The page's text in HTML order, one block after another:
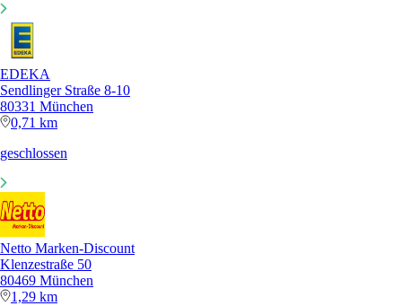
EDEKA
Sendlinger Straße 8-10
80331 München
0,71 km
geschlossen
Netto Marken-Discount
Klenzestraße 50
80469 München
1,29 km